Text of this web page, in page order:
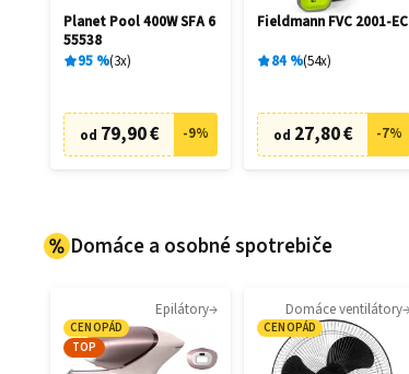
Planet Pool 400W SFA 6
55538
95 % 3x
od 79,90 € -9%
Fieldmann FVC 2001-EC
84% 54x
od 27,80 € -7%
Domáce a osobné spotrebiče
Epilátory
CENOPÁD
TOP
Domáce ventilátory
CENOPÁD